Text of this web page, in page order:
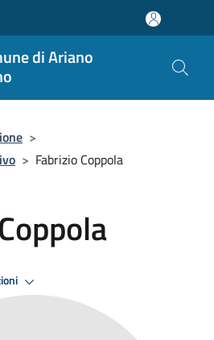
di Ariano
>
> Fabrizio Coppola